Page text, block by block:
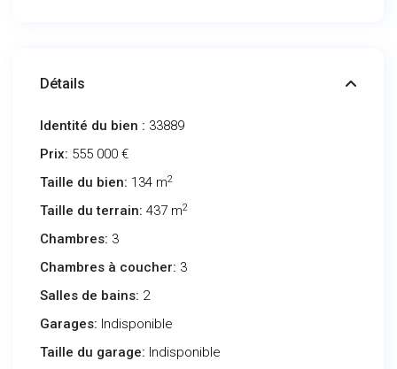
Détails
Identité du bien : 33889
Prix: 555 000 €
Taille du bien: 134 m2
Taille du terrain: 437 m2
Chambres: 3
Chambres à coucher: 3
Salles de bains: 2
Garages: Indisponible
Taille du garage: Indisponible